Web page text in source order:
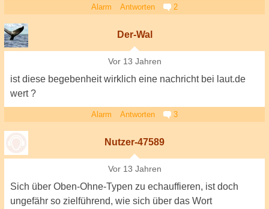
Alarm Antworten 2
Der-Wal
Vor 13 Jahren
ist diese begebenheit wirklich eine nachricht bei laut.de
wert ?
Alarm Antworten 3
Nutzer-47589
Vor 13 Jahren
Sich über Oben-Ohne-Typen zu echauffieren, ist doch
ungefähr so zielführend, wie sich über das Wort